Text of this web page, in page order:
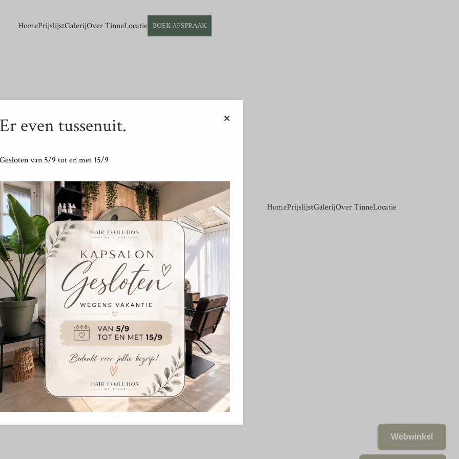
HomePrijslijstGalerijOver TinneLocatie BOEK AFSPRAAK
Not found
HomePrijslijstGalerijOver TinneLocatie
MOGELIJK GEMAAKT DOOR SALONROUND
Er even tussenuit.
Gesloten van 5/9 tot en met 15/9